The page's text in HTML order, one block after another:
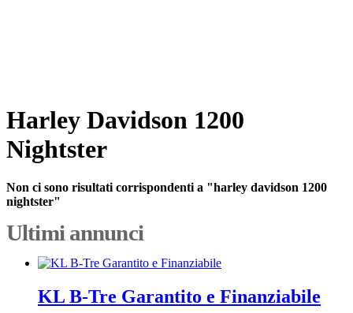
Harley Davidson 1200
Nightster
Non ci sono risultati corrispondenti a "harley davidson 1200
nightster"
Ultimi annunci
KL B-Tre Garantito e Finanziabile